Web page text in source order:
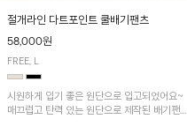
절개라인 다트포인트 쿨배기팬츠
58,000원
FREE, L
시원하게 입기 좋은 원단으로 입고되었어요~
매끄럽고 탄력 있는 원단으로 제작된 배기팬츠